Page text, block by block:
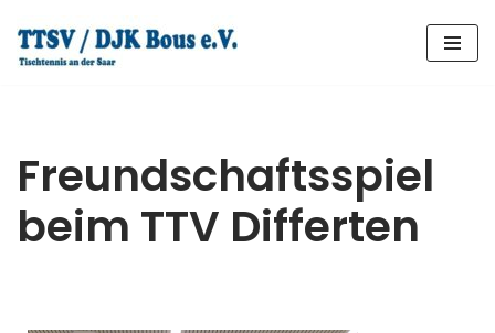
Zum
Freundschaftsspiel
beim TTV Differten